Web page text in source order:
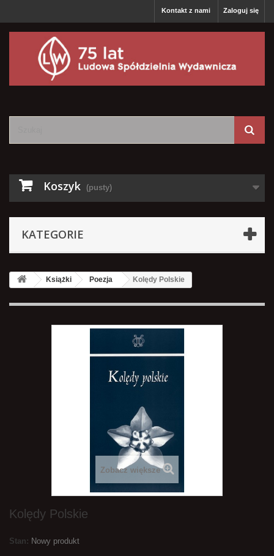
Zaloguj się
Kontakt z nami
Koszyk (pusty)
KATEGORIE
Książki Poezja Kolędy Polskie
Zobacz większe
Kolędy Polskie
Stan: Nowy produkt